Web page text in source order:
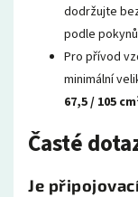
dodržujte
podle
Pro přívod
minimální
67,5 / 105
Časté
Je